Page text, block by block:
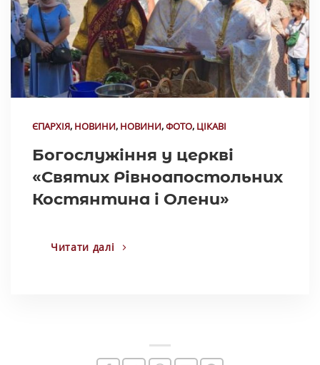
ЄПАРХІЯ, НОВИНИ, НОВИНИ,ФОТО, ЦІКАВІ
Богослужіння у церкві
«Святих Рівноапостольних
Костянтина і Олени»
Читати далі